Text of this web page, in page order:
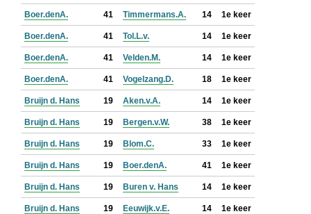
Boer.denA. 41 Timmermans.A. 14 1e keer
Boer.denA. 41 Tol.L.v. 14 1e keer
Boer.denA. 41 Velden.M. 14 1e keer
Boer.denA. 41 Vogelzang.D. 18 1e keer
Bruijn d. Hans 19 Aken.v.A. 14 1e keer
Bruijn d. Hans 19 Bergen.v.W. 38 1e keer
Bruijn d. Hans 19 Blom.C. 33 1e keer
Bruijn d. Hans 19 Boer.denA. 41 1e keer
Bruijn d. Hans 19 Buren v. Hans 14 1e keer
Bruijn d. Hans 19 Eeuwijk.v.E. 14 1e keer